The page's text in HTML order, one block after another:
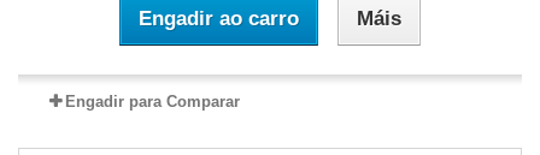
Engadir ao carro Máis
Engadir para Comparar